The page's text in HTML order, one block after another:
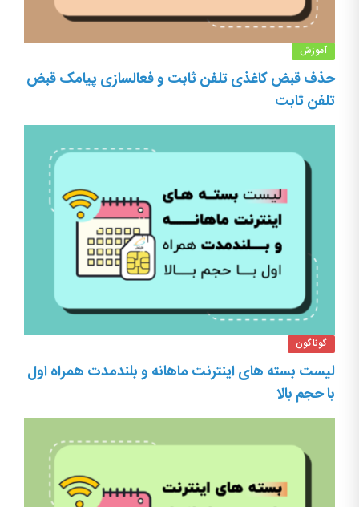
آموزش
حذف قبض کاغذی تلفن ثابت و فعالسازی پیامک قبض
تلفن ثابت
گوناگون
لیست بسته های اینترنت ماهانه و بلندمدت همراه اول
با حجم بالا